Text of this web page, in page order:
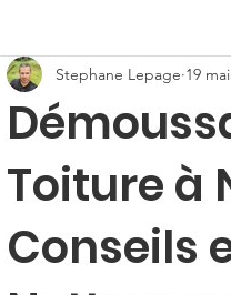
Toiture à
Conseils
Stephane Lepage 19